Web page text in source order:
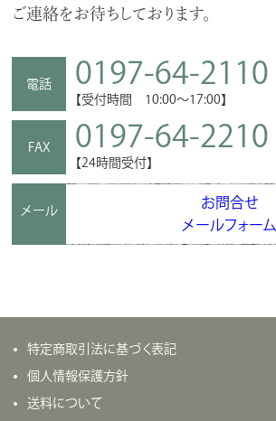
ご連絡をお待ちしております。
電話 0197-64-2110
【受付時間 10:00～17:00】
FAX 0197-64-2210
【24時間受付】
メール
お問合せ
メールフォーム
特定商取引法に基づく表記
個人情報保護方針
送料について